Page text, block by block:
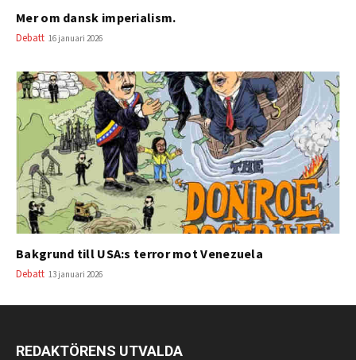
Mer om dansk imperialism.
Debatt 16 januari 2026
Bakgrund till USA:s terror mot Venezuela
Debatt 13 januari 2026
REDAKTÖRENS UTVALDA